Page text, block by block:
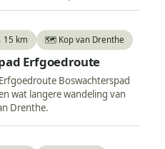
15 km 🗺️ Kop van Drenthe
Erfgoedroute
Boswachterspad
wat langere wandeling van
Drenthe.